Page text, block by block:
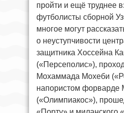
пройти и ещё труднее
футболисты сборной
многое могут
о неуступчивости
защитника Хоссейна
(«Персеполис»),
Мохаммада Мохеби
напористом форварде
(«Олимпиакос»),